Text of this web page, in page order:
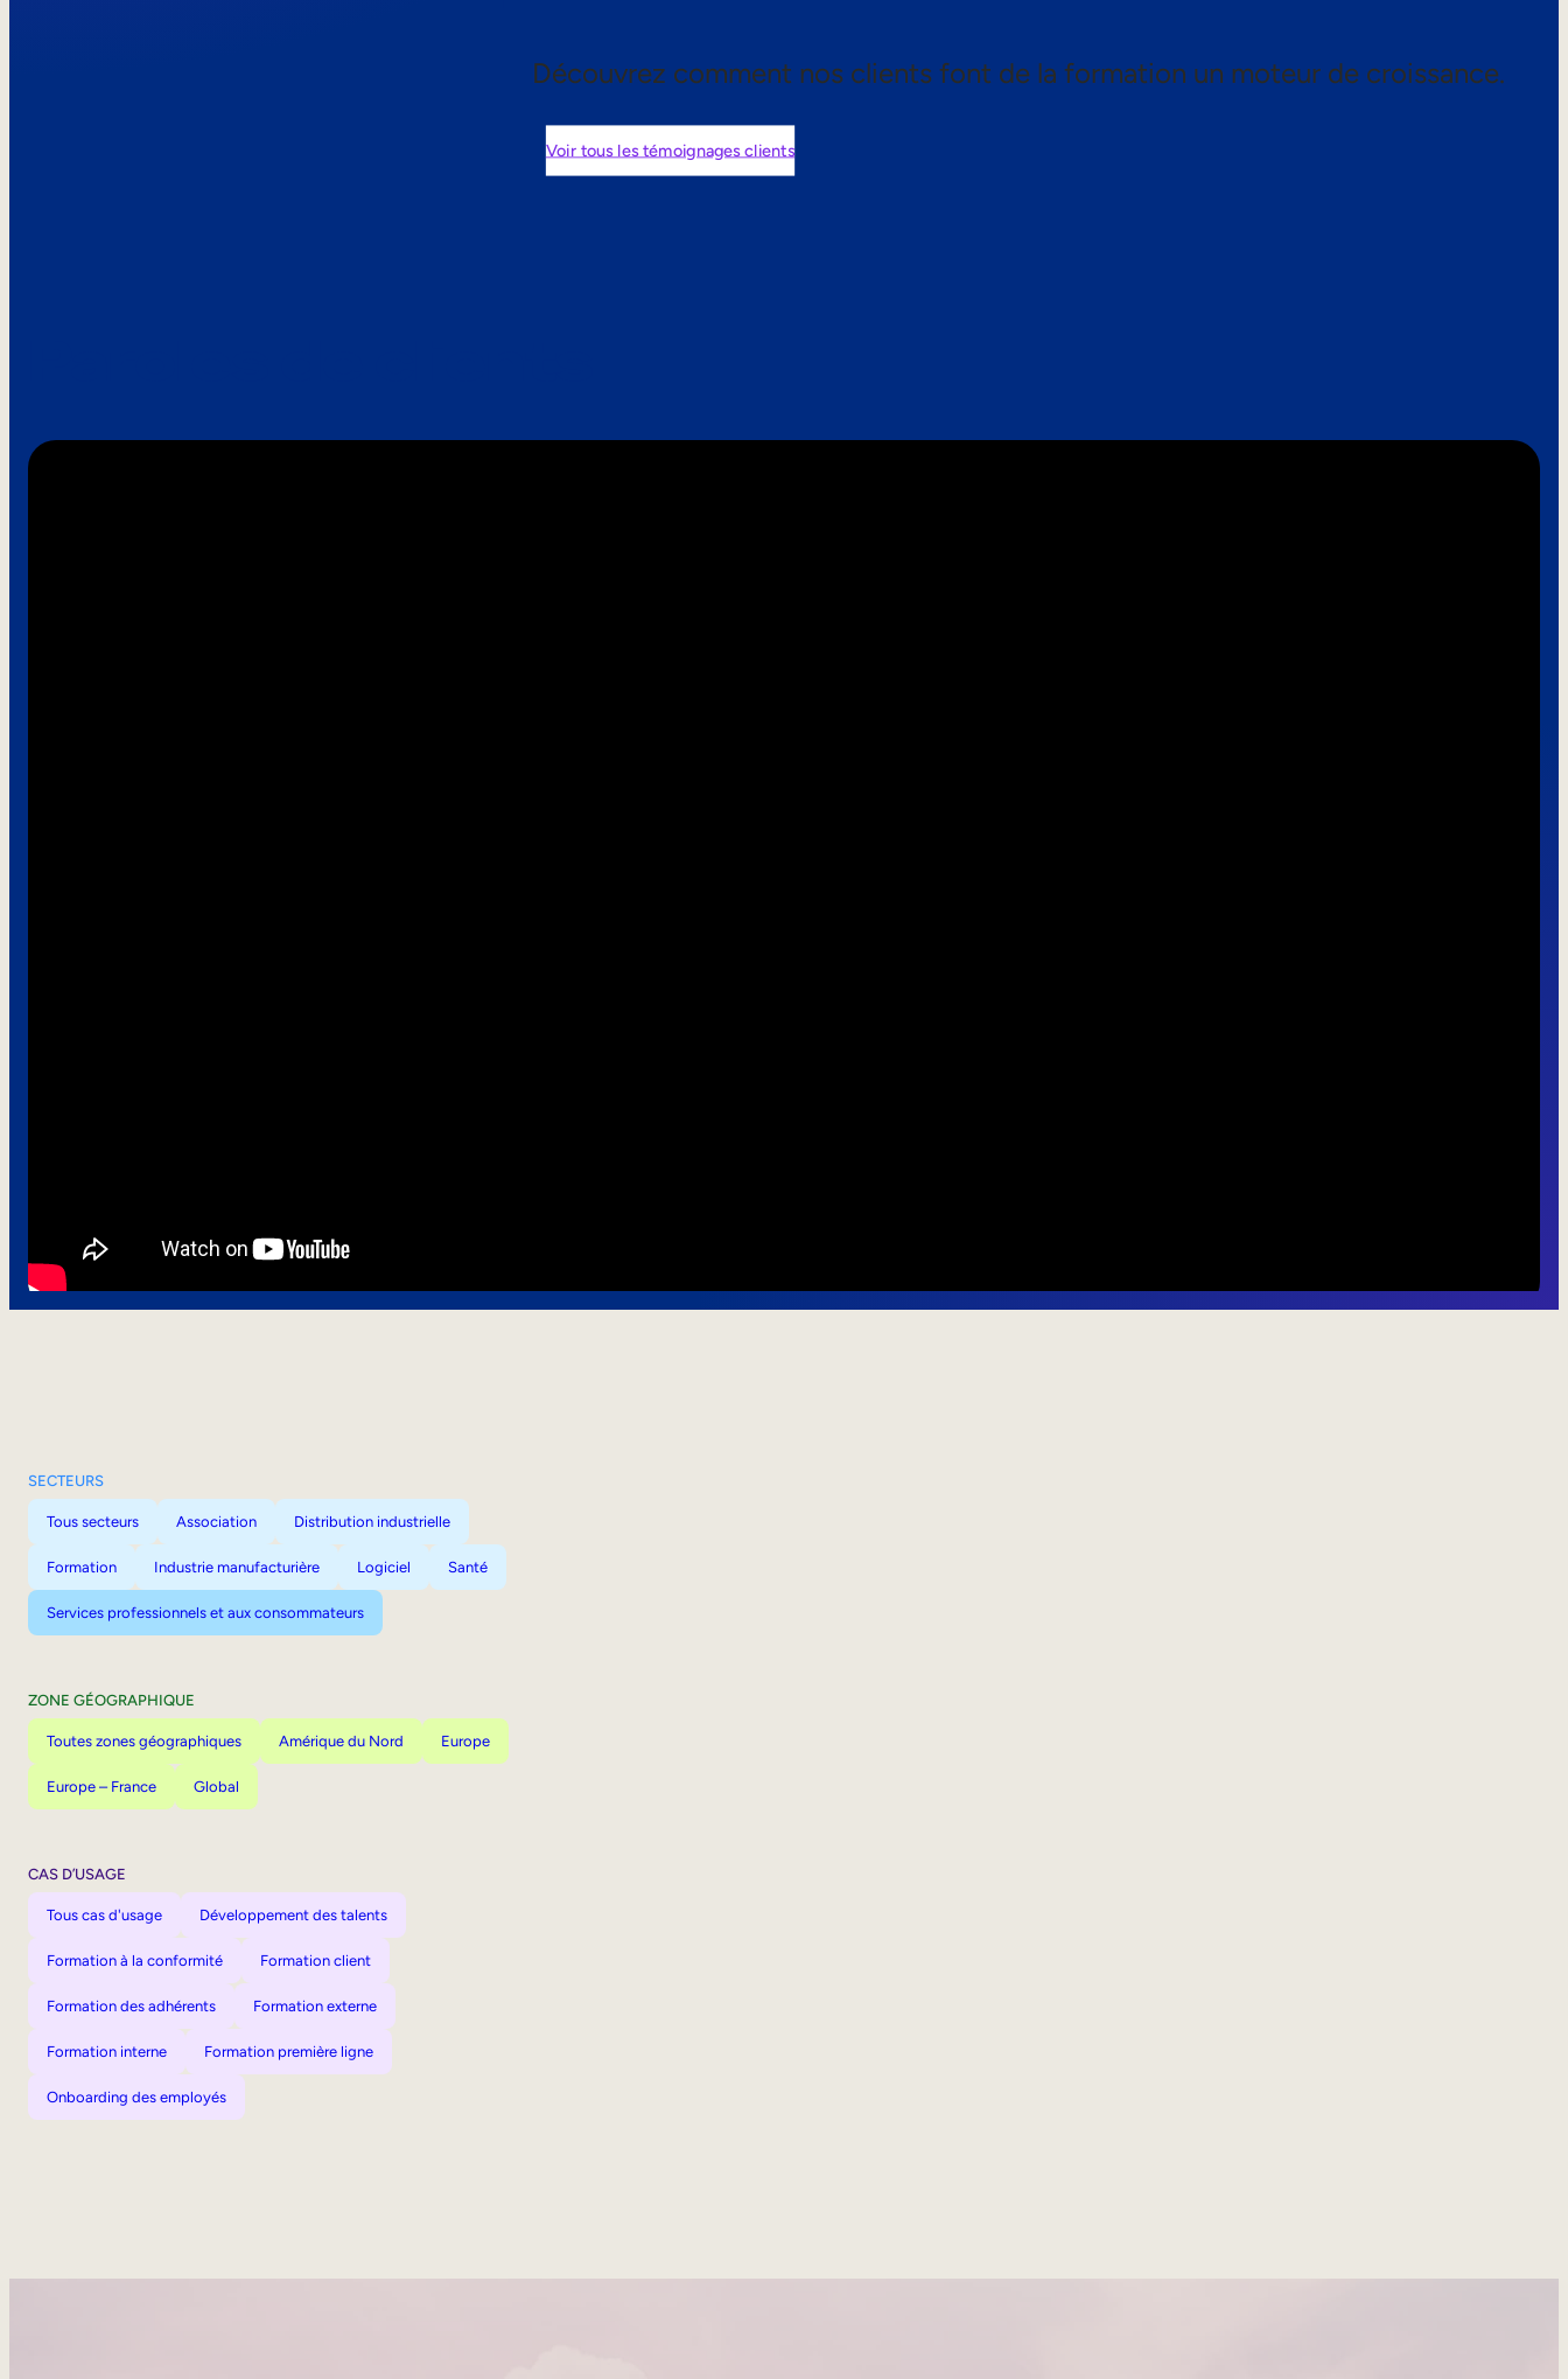
Découvrez comment nos clients font de la formation un moteur de croissance.
Voir tous les témoignages clients
SECTEURS
Tous secteurs Association Distribution industrielle
Formation Industrie manufacturière Logiciel Santé
Services professionnels et aux consommateurs
ZONE GÉOGRAPHIQUE
Toutes zones géographiques Amérique du Nord Europe
Europe – France Global
CAS D’USAGE
Tous cas d'usage Développement des talents
Formation à la conformité Formation client
Formation des adhérents Formation externe
Formation interne Formation première ligne
Onboarding des employés